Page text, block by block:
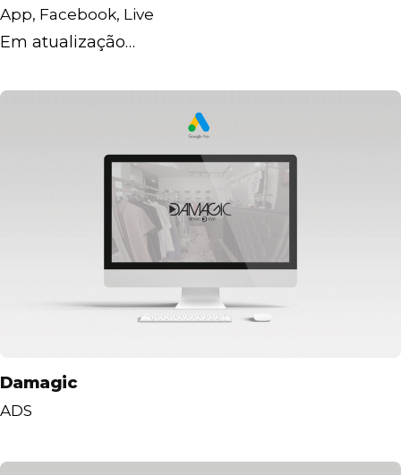
App Facebook Live
Em atualização…
Damagic
ADS